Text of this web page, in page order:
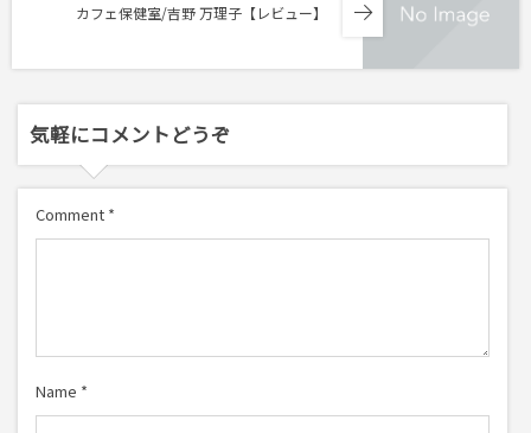
カフェ保健室/吉野 万理子【レビュー】
気軽にコメントどうぞ
Comment *
Name *